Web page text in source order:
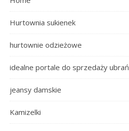
Hurtownia sukienek
hurtownie odzieżowe
idealne portale do sprzedaży ubrań
jeansy damskie
Kamizelki